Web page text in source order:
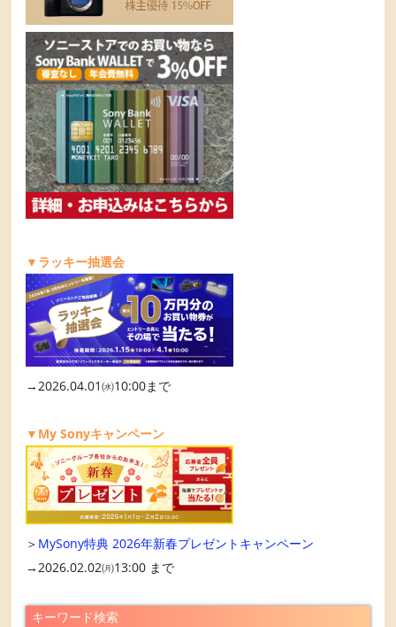
▼ラッキー抽選会
→2026.04.01㈬10:00まで
▼My Sonyキャンペーン
＞ MySony特典 2026年新春プレゼントキャンペーン
→2026.02.02㈪13:00 まで
キーワード検索